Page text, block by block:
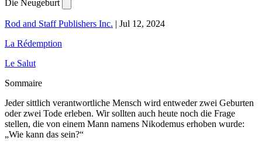
Die Neugeburt
Rod and Staff Publishers Inc. | Jul 12, 2024
La Rédemption
Le Salut
Sommaire
Jeder sittlich verantwortliche Mensch wird entweder zwei Geburten
oder zwei Tode erleben. Wir sollten auch heute noch die Frage
stellen, die von einem Mann namens Nikodemus erhoben wurde:
„Wie kann das sein?“